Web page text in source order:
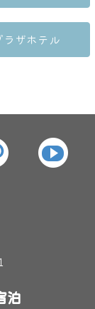
ィケア
ラザホテル
泊